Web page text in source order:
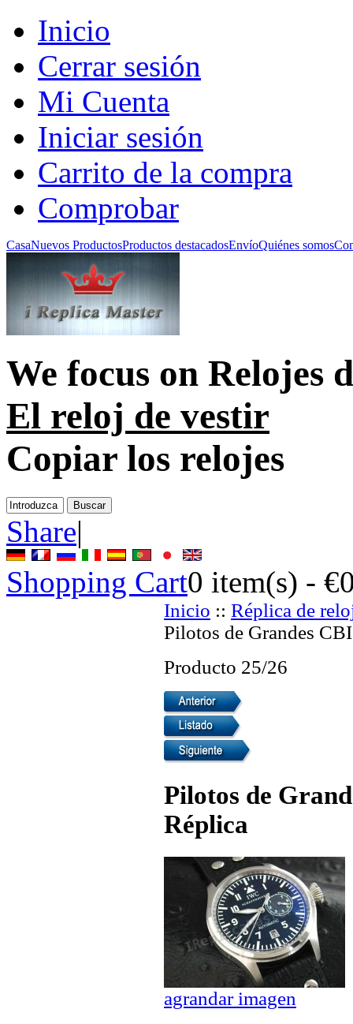
Inicio
Cerrar sesión
Mi Cuenta
Iniciar sesión
Carrito de la compra
Comprobar
CasaNuevos ProductosProductos destacadosEnvíoQuiénes somos
We focus on Relojes
El reloj de vestir
Copiar los relojes
Share|
Shopping Cart0 item(s) -
Inicio :: Réplica de
Pilotos de Grandes
Producto 25/26
Pilotos de
Réplica
agrandar imagen